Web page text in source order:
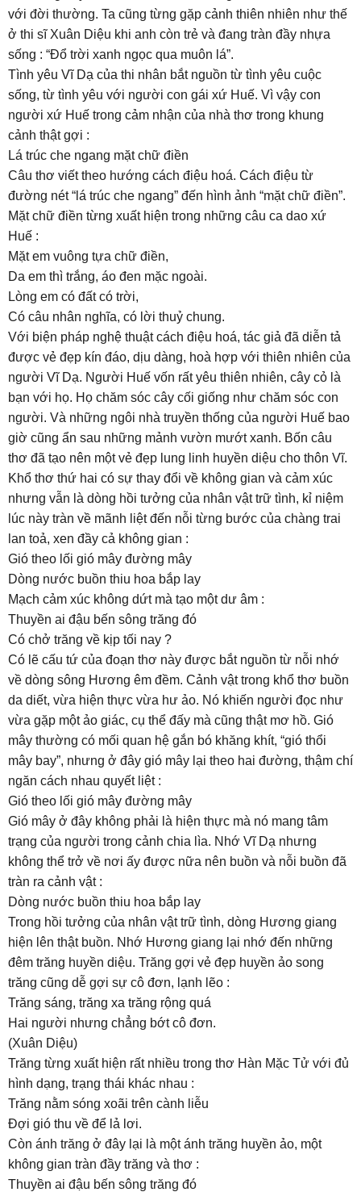
với đời thường. Ta cũng từng gặp cảnh thiên nhiên như thế
ở thi sĩ Xuân Diệu khi anh còn trẻ và đang tràn đầy nhựa
sống : “Đổ trời xanh ngọc qua muôn lá”.
Tình yêu Vĩ Dạ của thi nhân bắt nguồn từ tình yêu cuộc
sống, từ tình yêu với người con gái xứ Huế. Vì vậy con
người xứ Huế trong cảm nhận của nhà thơ trong khung
cảnh thật gợi :
Lá trúc che ngang mặt chữ điền
Câu thơ viết theo hướng cách điệu hoá. Cách điệu từ
đường nét “lá trúc che ngang” đến hình ảnh “mặt chữ điền”.
Mặt chữ điền từng xuất hiện trong những câu ca dao xứ
Huế :
Mặt em vuông tựa chữ điền,
Da em thì trắng, áo đen mặc ngoài.
Lòng em có đất có trời,
Có câu nhân nghĩa, có lời thuỷ chung.
Với biện pháp nghệ thuật cách điệu hoá, tác giả đã diễn tả
được vẻ đẹp kín đáo, dịu dàng, hoà hợp với thiên nhiên của
người Vĩ Dạ. Người Huế vốn rất yêu thiên nhiên, cây cỏ là
bạn với họ. Họ chăm sóc cây cối giống như chăm sóc con
người. Và những ngôi nhà truyền thống của người Huế bao
giờ cũng ẩn sau những mảnh vườn mướt xanh. Bốn câu
thơ đã tạo nên một vẻ đẹp lung linh huyền diệu cho thôn Vĩ.
Khổ thơ thứ hai có sự thay đổi về không gian và cảm xúc
nhưng vẫn là dòng hồi tưởng của nhân vật trữ tình, kỉ niệm
lúc này tràn về mãnh liệt đến nỗi từng bước của chàng trai
lan toả, xen đầy cả không gian :
Gió theo lối gió mây đường mây
Dòng nước buồn thiu hoa bắp lay
Mạch cảm xúc không dứt mà tạo một dư âm :
Thuyền ai đậu bến sông trăng đó
Có chở trăng về kịp tối nay ?
Có lẽ cấu tứ của đoạn thơ này được bắt nguồn từ nỗi nhớ
về dòng sông Hương êm đềm. Cảnh vật trong khổ thơ buồn
da diết, vừa hiện thực vừa hư ảo. Nó khiến người đọc như
vừa gặp một ảo giác, cụ thể đấy mà cũng thật mơ hồ. Gió
mây thường có mối quan hệ gắn bó khăng khít, “gió thổi
mây bay”, nhưng ở đây gió mây lại theo hai đường, thậm chí
ngăn cách nhau quyết liệt :
Gió theo lối gió mây đường mây
Gió mây ở đây không phải là hiện thực mà nó mang tâm
trạng của người trong cảnh chia lìa. Nhớ Vĩ Dạ nhưng
không thể trở về nơi ấy được nữa nên buồn và nỗi buồn đã
tràn ra cảnh vật :
Dòng nước buồn thiu hoa bắp lay
Trong hồi tưởng của nhân vật trữ tình, dòng Hương giang
hiện lên thật buồn. Nhớ Hương giang lại nhớ đến những
đêm trăng huyền diệu. Trăng gợi vẻ đẹp huyền ảo song
trăng cũng dễ gợi sự cô đơn, lạnh lẽo :
Trăng sáng, trăng xa trăng rộng quá
Hai người nhưng chẳng bớt cô đơn.
(Xuân Diệu)
Trăng từng xuất hiện rất nhiều trong thơ Hàn Mặc Tử với đủ
hình dạng, trạng thái khác nhau :
Trăng nằm sóng xoãi trên cành liễu
Đợi gió thu về để lả lơi.
Còn ánh trăng ở đây lại là một ánh trăng huyền ảo, một
không gian tràn đầy trăng và thơ :
Thuyền ai đậu bến sông trăng đó